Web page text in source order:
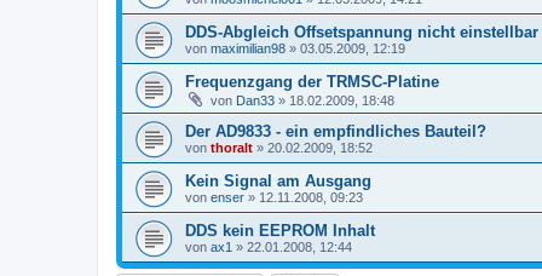
DDS-Abgleich Offsetspannung nicht einstellbar
von maximilian98 » 03.05.2009, 12:19
Frequenzgang der TRMSC-Platine
von Dan33 » 18.02.2009, 18:48
Der AD9833 - ein empfindliches Bauteil?
von thoralt » 20.02.2009, 18:52
Kein Signal am Ausgang
von enser » 12.11.2008, 09:23
DDS kein EEPROM Inhalt
von ax1 » 22.01.2008, 12:44